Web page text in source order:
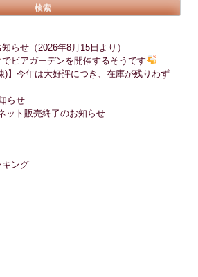
らせ（2026年8月15日より）
ビアガーデンを開催するそうです
)】今年は大好評につき、在庫が残りわず
らせ
ット販売終了のお知らせ
キング